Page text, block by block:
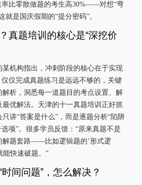
率比零散做题的考生高30%——对想“弯
就是国庆假期的“提分密码”。
真题培训的核心是“深挖价
某机构指出，冲刺阶段的核心在于实现
仅完成真题练习是远远不够的，关键
析，洞悉每一道题目的考点设置、解
优解法。天津的十一真题培训正好抓
讲“答案是什么”，而是逐题分析“陷阱
项”。很多学员反馈：“原来真题不是
解题套路——比如逻辑题的‘形式逻
能快速破题。”
间问题”，怎么解决？